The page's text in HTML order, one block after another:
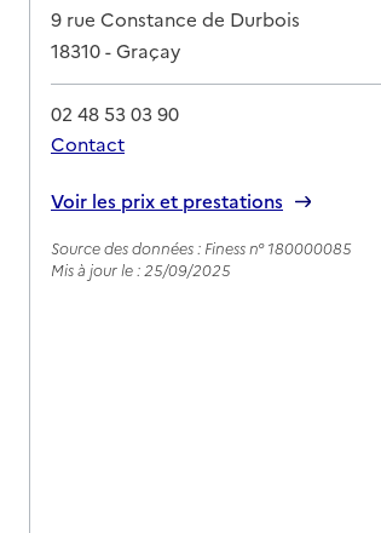
Adresse
9 rue Constance de Durbois
18310-Graçay
02 48 53 03 90
Contact
Voir les prix et prestations
Source des données : Finess n° 180000085
Mis à jour le : 25/09/2025